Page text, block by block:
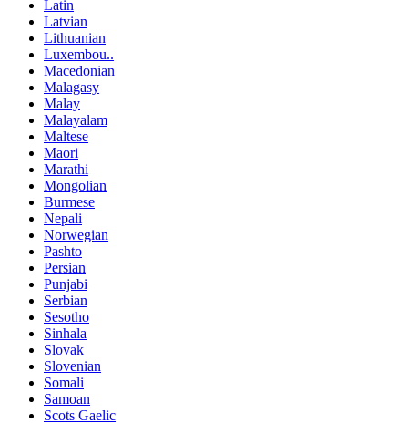
Latin
Latvian
Lithuanian
Luxembou..
Macedonian
Malagasy
Malay
Malayalam
Maltese
Maori
Marathi
Mongolian
Burmese
Nepali
Norwegian
Pashto
Persian
Punjabi
Serbian
Sesotho
Sinhala
Slovak
Slovenian
Somali
Samoan
Scots Gaelic